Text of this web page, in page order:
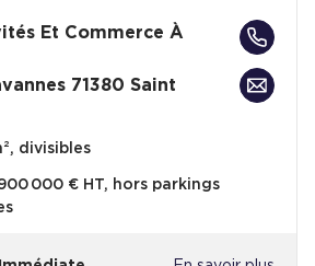
Et Commerce À
71380 Saint
divisibles
000 € HT, hors parkings